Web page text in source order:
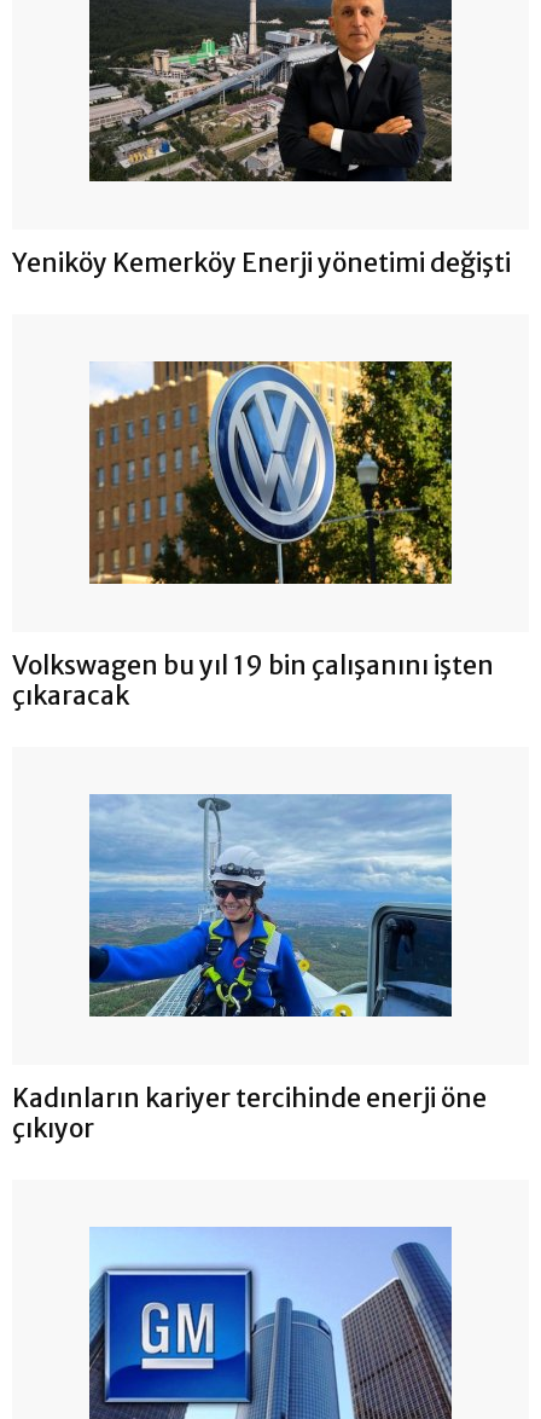
Yeniköy Kemerköy Enerji yönetimi değişti
Volkswagen bu yıl 19 bin çalışanını işten
çıkaracak
Kadınların kariyer tercihinde enerji öne
çıkıyor